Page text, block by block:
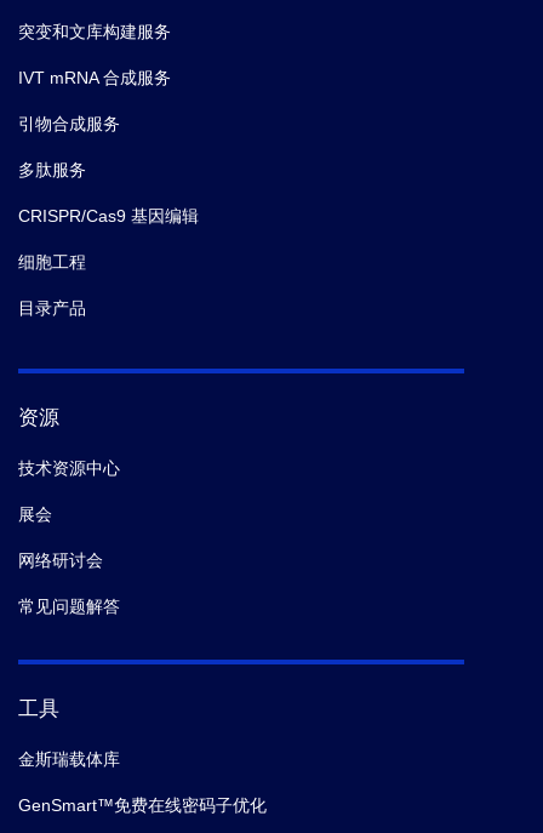
突变和文库构建服务
IVT mRNA 合成服务
引物合成服务
多肽服务
CRISPR/Cas9 基因编辑
细胞工程
目录产品
资源
技术资源中心
展会
网络研讨会
常见问题解答
工具
金斯瑞载体库
GenSmart™免费在线密码子优化